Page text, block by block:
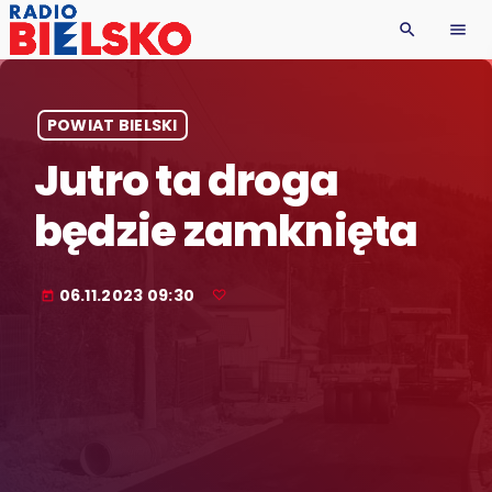
search menu
POWIAT BIELSKI
Jutro ta droga
będzie zamknięta
today 06.11.2023 09:30